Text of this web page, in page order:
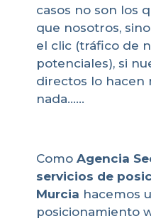
casos no son los
que nosotros,
el clic (tráfico de
potenciales), si
directos lo hacen
nada……
Como Agencia
servicios de
Murcia hacemos
posicionamiento